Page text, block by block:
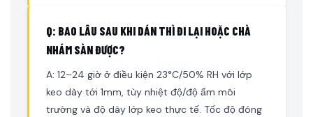
Q: BAO LÂU SAU KHI DÁN THÌ ĐI LẠI HOẶC CHÀ
NHÁM SÀN ĐƯỢC?
A: 12–24 giờ ở điều kiện 23°C/50% RH với lớp
keo dày tới 1mm, tùy nhiệt độ/độ ẩm môi
trường và độ dày lớp keo thực tế. Tốc độ đóng